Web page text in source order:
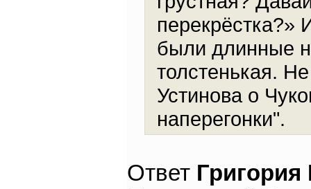
перекрёстка?»
были длинные
толстенькая.
Устинова о
наперегонки".
Ответ